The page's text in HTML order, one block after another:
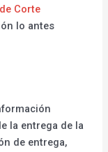
Corte
lo antes
la entrega de la
de entrega,